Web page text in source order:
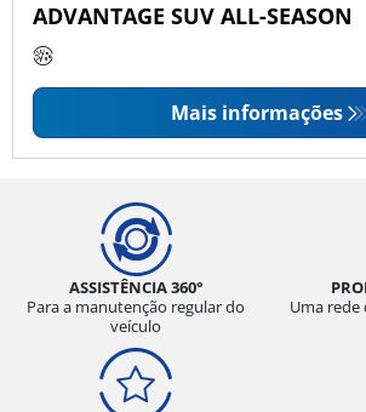
ADVANTAGE SUV ALL-SEASON
Mais informações
ASSISTÊNCIA 360°
Para a manutenção regular do
veículo
Uma rede